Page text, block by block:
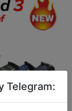
Telegram: